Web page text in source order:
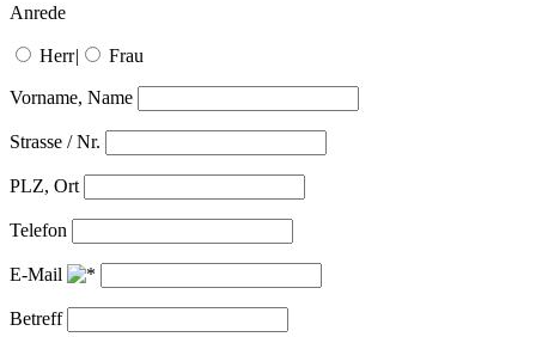
Anrede
Herr| Frau
Vorname, Name
Strasse / Nr.
PLZ, Ort
Telefon
E-Mail
Betreff